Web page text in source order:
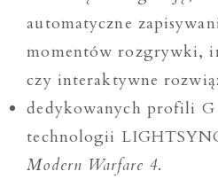
automatyczne
momentów rozgrywki,
czy interaktywne
dedykowanych profili
technologii
Modern Warfare 4.